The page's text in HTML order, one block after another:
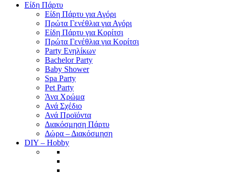
Είδη Πάρτυ
Είδη Πάρτυ για Αγόρι
Πρώτα Γενέθλια για Αγόρι
Είδη Πάρτυ για Κορίτσι
Πρώτα Γενέθλια για Κορίτσι
Party Ενηλίκων
Bachelor Party
Baby Shower
Spa Party
Pet Party
Άνα Χρώμα
Ανά Σχέδιο
Ανά Προϊόντα
Διακόσμηση Πάρτυ
Δώρα – Διακόσμηση
DIY – Hobby